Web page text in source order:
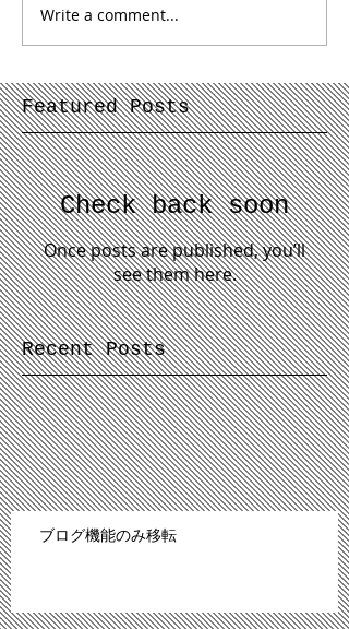
Write a comment...
Featured Posts
Check back soon
Once posts are published, you’ll
see them here.
Recent Posts
ブログ機能のみ移転